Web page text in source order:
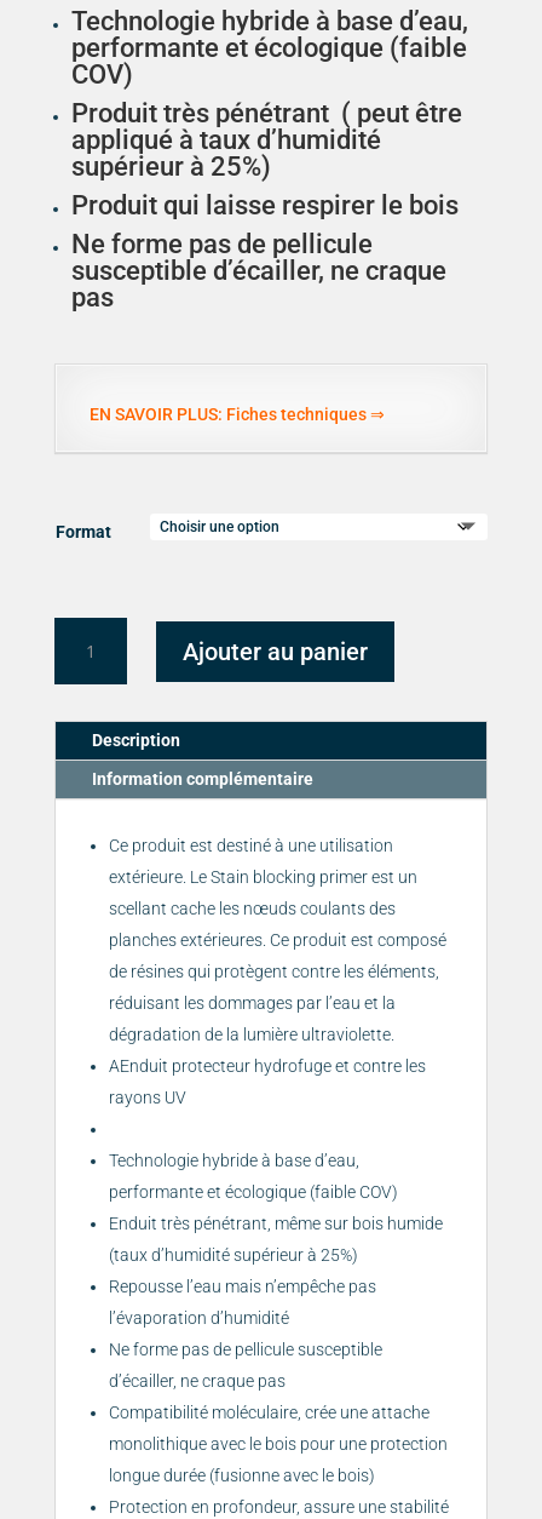
Technologie hybride à base d’eau,
performante et écologique (faible
COV)
Produit très pénétrant ( peut être
appliqué à taux d’humidité
supérieur à 25%)
Produit qui laisse respirer le bois
Ne forme pas de pellicule
susceptible d’écailler, ne craque
pas
EN SAVOIR PLUS: Fiches techniques ⇒
Format
APPRÊT
tache
Stain
Primer
Ajouter au panier
Description
Information complémentaire
Ce produit est destiné à une utilisation
extérieure. Le Stain blocking primer est un
scellant cache les nœuds coulants des
planches extérieures. Ce produit est composé
de résines qui protègent contre les éléments,
réduisant les dommages par l’eau et la
dégradation de la lumière ultraviolette.
AEnduit protecteur hydrofuge et contre les
rayons UV
Technologie hybride à base d’eau,
performante et écologique (faible COV)
Enduit très pénétrant, même sur bois humide
(taux d’humidité supérieur à 25%)
Repousse l’eau mais n’empêche pas
l’évaporation d’humidité
Ne forme pas de pellicule susceptible
d’écailler, ne craque pas
Compatibilité moléculaire, crée une attache
monolithique avec le bois pour une protection
longue durée (fusionne avec le bois)
Protection en profondeur, assure une stabilité